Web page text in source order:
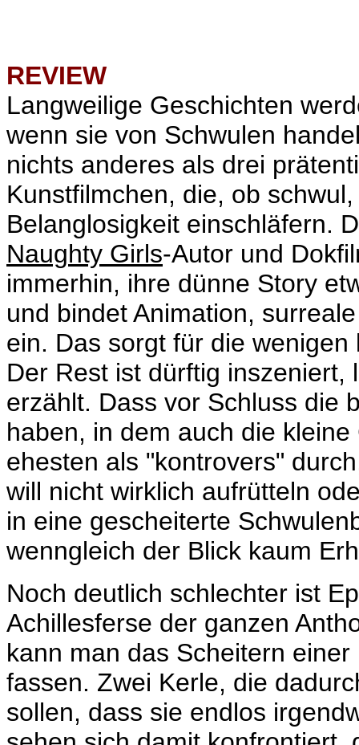
REVIEW
Langweilige Geschichten
wenn sie von Schwulen
nichts anderes als drei
Kunstfilmchen, die, ob
Belanglosigkeit einschläfern.
Naughty Girls-Autor und
immerhin, ihre dünne Story
und bindet Animation,
ein. Das sorgt für die
Der Rest ist dürftig
erzählt. Dass vor Schluss die
haben, in dem auch die
ehesten als "kontrovers"
will nicht wirklich aufrütteln
in eine gescheiterte
wenngleich der Blick kaum
Noch deutlich schlechter ist
Achillesferse der ganzen
kann man das Scheitern
fassen. Zwei Kerle, die
sollen, dass sie endlos